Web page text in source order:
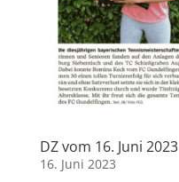
DZ vom 16. Juni 2023
16. Juni 2023